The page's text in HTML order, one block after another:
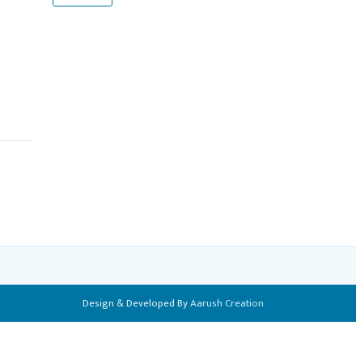
Design & Developed ByAarush Creation